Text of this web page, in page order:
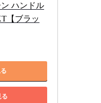
ハンドル
【ブラッ
る